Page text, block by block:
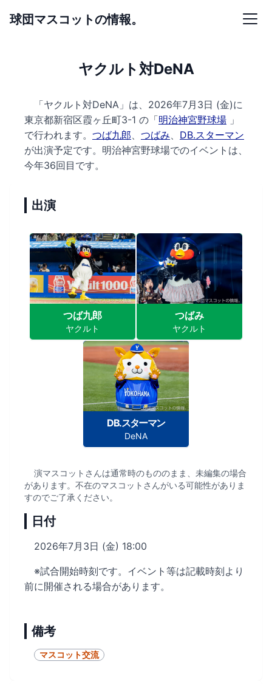
球団マスコットの情報。
ヤクルト対DeNA
「ヤクルト対DeNA」は、2026年7月3日 (金)に
東京都新宿区霞ヶ丘町3-1 の 「明治神宮野球場 」
で行われます。 つば九郎、 つばみ、 DB.スターマン
が出演予定です。 明治神宮野球場でのイベントは、
今年36回目です。
出演
つば九郎
ヤクルト
つばみ
ヤクルト
DB.スターマン
DeNA
演マスコットさんは通常時のもののまま、未編集の場合
があります。不在のマスコットさんがいる可能性がありま
すのでご了承ください。
日付
2026年7月3日 (金) 18:00
※試合開始時刻です。イベント等は記載時刻より
前に開催される場合があります。
備考
マスコット交流